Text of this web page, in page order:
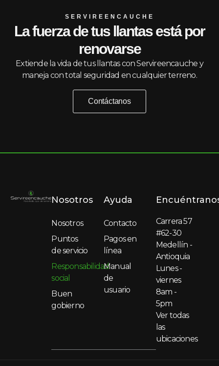
SERVIREENCAUCHE
La fuerza de tus llantas está por
renovarse
Extiende la vida de tus llantas con Servireencauche y
maneja con total seguridad en cualquier terreno.
Contáctanos
Nosotros
Nosotros
Puntos
de servicio
Responsabilidad
social
Buen
gobierno
Ayuda
Contacto
Pagos en
línea
Manual
de
usuario
Carrera 57
#62-30
Medellín -
Antioquia
Lunes -
viernes
8am -
5pm
Ver todas
las
ubicaciones